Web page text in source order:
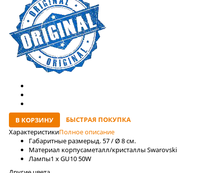
В КОРЗИНУ
БЫСТРАЯ ПОКУПКА
ХарактеристикиПолное описание
Габаритные размерыд. 57 / Ø 8 см.
Материал корпусаметалл/кристаллы Swarovski
Лaмпы1 x GU10 50W